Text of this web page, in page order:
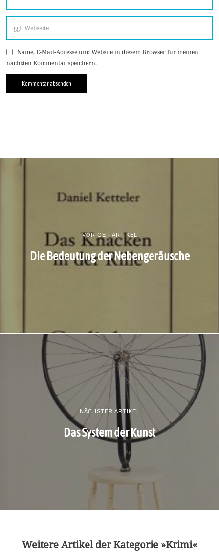
Name, E-Mail-Adresse und Website in diesem Browser für meinen
nächsten Kommentar speichern.
VORIGER ARTIKEL
Die Bedeutung der Nebengeräusche
NÄCHSTER ARTIKEL
Das System der Kunst
Weitere Artikel der Kategorie »Krimi«